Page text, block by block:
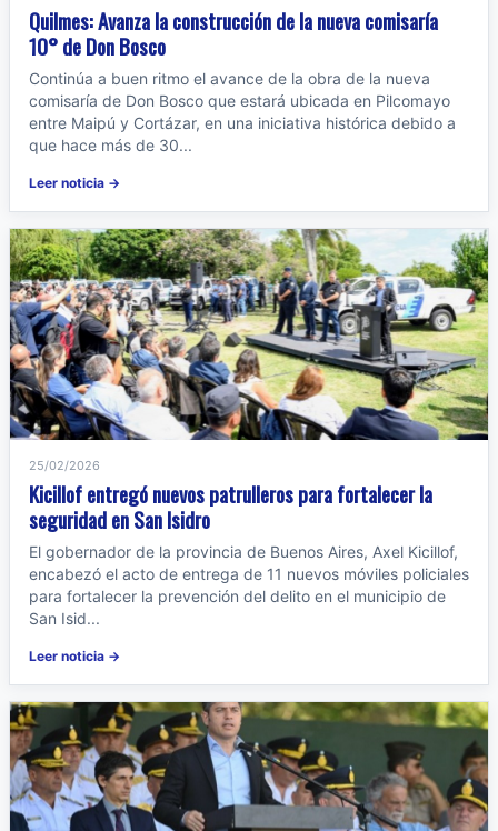
Quilmes: Avanza la construcción de la nueva comisaría
10° de Don Bosco
Continúa a buen ritmo el avance de la obra de la nueva
comisaría de Don Bosco que estará ubicada en Pilcomayo
entre Maipú y Cortázar, en una iniciativa histórica debido a
que hace más de 30...
Leer noticia →
25/02/2026
Kicillof entregó nuevos patrulleros para fortalecer la
seguridad en San Isidro
El gobernador de la provincia de Buenos Aires, Axel Kicillof,
encabezó el acto de entrega de 11 nuevos móviles policiales
para fortalecer la prevención del delito en el municipio de
San Isid...
Leer noticia →